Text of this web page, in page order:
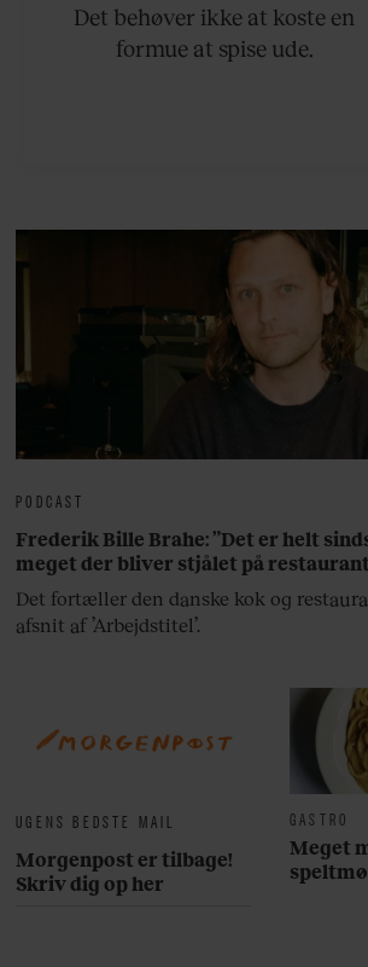
Det behøver ikke at koste en
formue at spise ude.
UGENS BEDSTE MAIL
Morgenpost er tilbage!
Skriv dig op her
GASTRO
Meget
PODCAST
Frederik Bille Brahe: ”Det er helt
meget der bliver stjålet på
Det fortæller den danske kok og
afsnit af ’Arbejdstitel’.